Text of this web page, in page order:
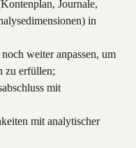
Journale,
in
weiter anpassen, um
zu erfüllen;
mit
mit analytischer